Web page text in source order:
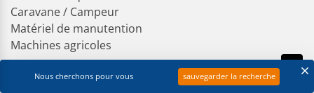
Nous cherchons pour vous sauvegarder la recherche
Caravane / Campeur
Matériel de manutention
Machines agricoles